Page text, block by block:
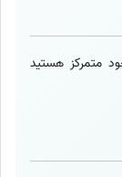
متمرکز هستید